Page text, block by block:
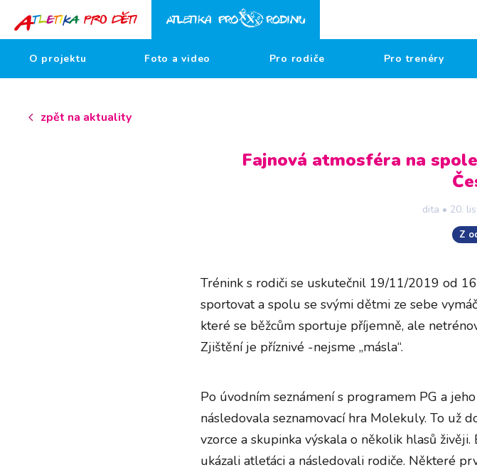
O projektu Foto a video Pro rodiče Pro trenéry
zpět na aktuality
Fajnová atmosféra na
dita • 20.
Z
Trénink s rodiči se uskutečnil 19/11/2019 od
sportovat a spolu se svými dětmi ze sebe
které se běžcům sportuje příjemně, ale
Zjištění je příznivé -nejsme „másla“.
Po úvodním seznámení s programem PG a
následovala seznamovací hra Molekuly. To už
vzorce a skupinka výskala o několik hlasů
ukázali atleťáci a následovali rodiče. Některé